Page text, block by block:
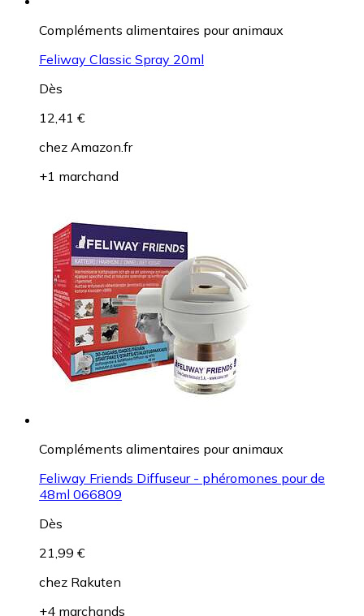
Compléments alimentaires pour animaux
Feliway Classic Spray 20ml
Dès
12,41 €
chez Amazon.fr
+1 marchand
Compléments alimentaires pour animaux
Feliway Friends Diffuseur - phéromones pour de
48ml 066809
Dès
21,99 €
chez Rakuten
+4 marchands